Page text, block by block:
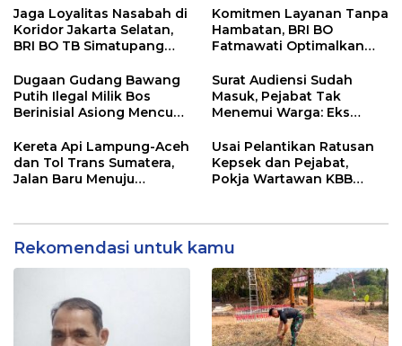
Kewenangan Mutlak di
Tangan Presiden
Jaga Loyalitas Nasabah di
Koridor Jakarta Selatan,
BRI BO TB Simatupang
Komitmen Layanan Tanpa
Hambatan, BRI BO
Fatmawati Optimalkan
Setiap Lini
Dugaan Gudang Bawang
Putih Ilegal Milik Bos
Berinisial Asiong Mencuat,
Didesak Bertindak
Surat Audiensi Sudah
Masuk, Pejabat Tak
Menemui Warga: Eks
Pelayanan Dinas
Transmigrasi Luwu Timur
Kereta Api Lampung-Aceh
dan Tol Trans Sumatera,
Jalan Baru Menuju
Usai Pelantikan Ratusan
Kepsek dan Pejabat,
Pokja Wartawan KBB
Rekomendasi untuk kamu